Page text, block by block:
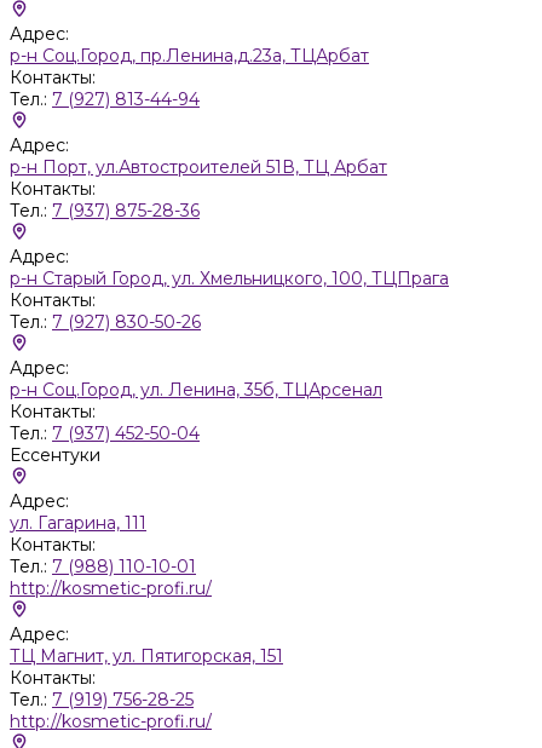
Адрес:
р-н Соц.Город, пр.Ленина,д.23а, ТЦАрбат
Контакты:
Тел.: 7 (927) 813-44-94
Адрес:
р-н Порт, ул.Автостроителей 51В, ТЦ Арбат
Контакты:
Тел.: 7 (937) 875-28-36
Адрес:
р-н Старый Город, ул. Хмельницкого, 100, ТЦПрага
Контакты:
Тел.: 7 (927) 830-50-26
Адрес:
р-н Соц.Город, ул. Ленина, 35б, ТЦАрсенал
Контакты:
Тел.: 7 (937) 452-50-04
Ессентуки
Адрес:
ул. Гагарина, 111
Контакты:
Тел.: 7 (988) 110-10-01
http://kosmetic-profi.ru/
Адрес:
ТЦ Магнит, ул. Пятигорская, 151
Контакты:
Тел.: 7 (919) 756-28-25
http://kosmetic-profi.ru/